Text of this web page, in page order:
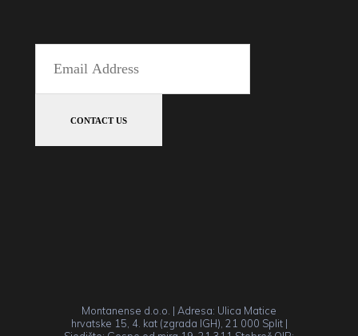
Montanense d.o.o. | Adresa: Ulica Matice
hrvatske 15, 4. kat (zgrada IGH), 21 000 Split |